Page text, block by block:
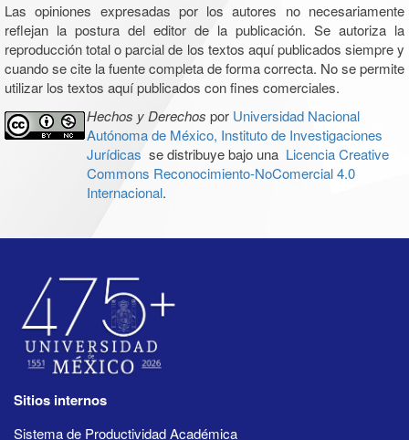
Las opiniones expresadas por los autores no necesariamente
reflejan la postura del editor de la publicación. Se autoriza la
reproducción total o parcial de los textos aquí publicados siempre y
cuando se cite la fuente completa de forma correcta. No se permite
utilizar los textos aquí publicados con fines comerciales.
Hechos y Derechos por Universidad Nacional
Autónoma de México, Instituto de Investigaciones
Jurídicas se distribuye bajo una Licencia Creative
Commons Reconocimiento-NoComercial 4.0
Internacional.
Sitios internos
Sistema de Productividad Académica